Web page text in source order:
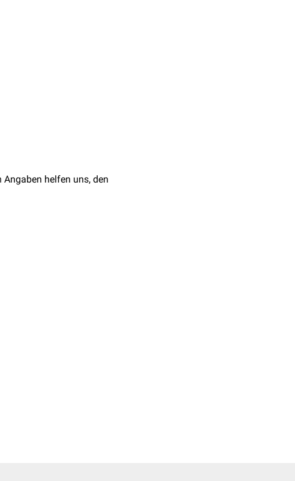
um sequenziert zu werden.
an die DNA-Fragmente
( A,T, C, G) zu
helfen uns, den